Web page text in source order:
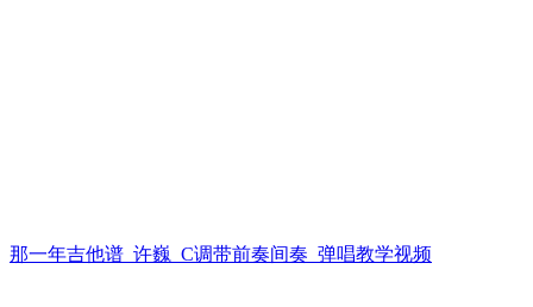
那一年吉他谱_许巍_C调带前奏间奏_弹唱教学视频